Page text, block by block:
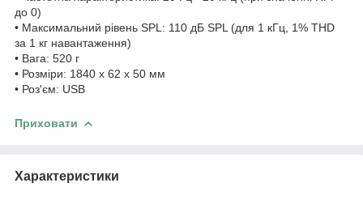
до 0)
• Максимальний рівень SPL: 110 дБ SPL (для 1 кГц, 1% THD
за 1 кг навантаження)
• Вага: 520 г
• Розміри: 1840 x 62 x 50 мм
• Роз'єм: USB
Приховати
Характеристики